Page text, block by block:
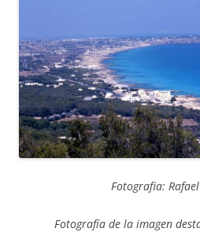
Fotografia:
Fotografía de la imagen